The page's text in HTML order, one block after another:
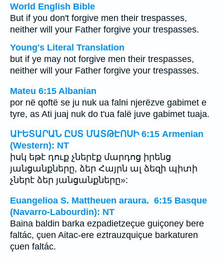
World English Bible
But if you don't forgive men their trespasses,
neither will your Father forgive your trespasses.
Young's Literal Translation
but if ye may not forgive men their trespasses,
neither will your Father forgive your trespasses.
Mateu 6:15 Albanian
por në qoftë se ju nuk ua falni njerëzve gabimet e
tyre, as Ati juaj nuk do t'ua falë juve gabimet tuaja.
ԱՒԵՏԱՐԱՆ ԸՍՏ ՄԱՏԹԷՈՍԻ 6:15 Armenian
(Western): NT
իսկ եթէ դուք չներէք մարդոց իրենց
յանցանքները, ձեր Հայրն ալ ձեզի պիտի
չներէ ձեր յանցանքները»:
Euangelioa S. Mattheuen araura. 6:15 Basque
(Navarro-Labourdin): NT
Baina baldin barka ezpadietzeçue guiçoney bere
faltác, çuen Aitac-ere eztrauzquiçue barkaturen
çuen faltác.